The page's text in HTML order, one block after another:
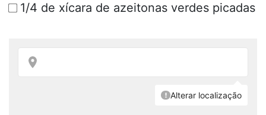
1/4 de xícara de azeitonas verdes picadas